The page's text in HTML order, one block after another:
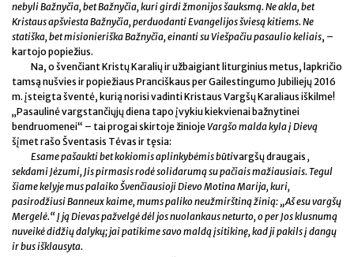
nebyli Bažnyčia, bet Bažnyčia, kuri girdi žmonijos šauksmą. Ne akla, bet
Kristaus apšviesta Bažnyčia, perduodanti Evangelijos šviesą kitiems. Ne
statiška, bet misionieriška Bažnyčia, einanti su Viešpačiu pasaulio keliais, –
kartojo popiežius.
Na, o švenčiant Kristų Karalių ir užbaigiant liturginius metus, lapkričio
tamsą nušvies ir popiežiaus Pranciškaus per Gailestingumo Jubiliejų 2016
m. įsteigta šventė, kurią norisi vadinti Kristaus Vargšų Karaliaus iškilme!
„Pasaulinė vargstančiųjų diena tapo įvykiu kiekvienai bažnytinei
bendruomenei“ – tai progai skirtoje žiniojeVargšo malda kyla į Dievą
šįmet rašo Šventasis Tėvas ir tęsia:
Esame pašaukti bet kokiomis aplinkybėmis būtivargšų draugais ,
sekdami Jėzumi, Jis pirmasis rodė solidarumą su pačiais mažiausiais. Tegul
šiame kelyje mus palaiko Švenčiausioji Dievo Motina Marija, kuri,
pasirodžiusi Banneux kaime, mums paliko neužmirštiną žinią: „Aš esu vargšų
Mergelė.“ Į ją Dievas pažvelgė dėl jos nuolankaus neturto, o per Jos klusnumą
nuveikė didžių dalykų; jai patikime savo maldą įsitikinę, kad ji pakils į dangų
ir bus išklausyta.